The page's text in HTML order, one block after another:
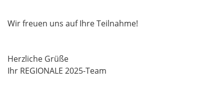
Wir freuen uns auf Ihre Teilnahme!
Herzliche Grüße
Ihr REGIONALE 2025-Team